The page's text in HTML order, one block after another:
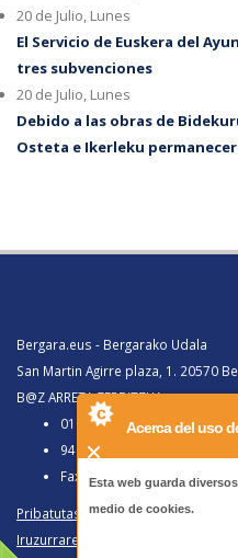
Acerca del uso
Esta web guarda
medio de cookies.
20 de Julio, Lunes
El Servicio de Euskera del
tres subvenciones
20 de Julio, Lunes
Debido a las obras de
Osteta e Ikerleku
Bergara.eus - Bergarako Udala
San Martin Agirre plaza, 1. 20570
B@Z ARRETA ZERBITZUA:
010, Bergaratik deituz gero
943 77 91 00, Bergaraz
Faxa 943 77 91 63
Pribatutasun politika eta lege oharra
Iruzurraren Aurkako Politika